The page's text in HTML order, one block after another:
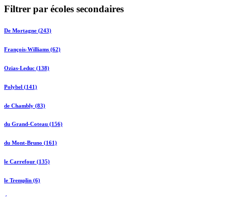
Filtrer par écoles secondaires
De Mortagne (243)
François-Williams (62)
Ozias-Leduc (138)
Polybel (141)
de Chambly (83)
du Grand-Coteau (156)
du Mont-Bruno (161)
le Carrefour (135)
le Tremplin (6)